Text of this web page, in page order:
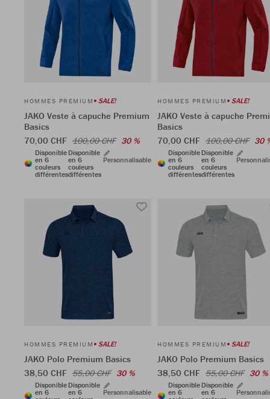
HOMMES PREMIUM SALE!
JAKO Veste à capuche Premium
Basics
70,00 CHF 100,00 CHF 30 %
Disponible
en 6
couleurs
différentes
Disponible
en 6
couleurs
différentes
Personnalisable
HOMMES PREMIUM SALE!
JAKO Veste à capuche
Basics
70,00 CHF 100,00 CHF 30
Disponible
en 6
couleurs
différentes
Disponible
en 6
couleurs
différentes
HOMMES PREMIUM SALE!
JAKO Polo Premium Basics
38,50 CHF 55,00 CHF 30 %
Disponible
en 6
Disponible
en 6
Personnalisable
HOMMES PREMIUM SALE!
JAKO Polo Premium Basics
38,50 CHF 55,00 CHF 30 %
Disponible
en 6
Disponible
en 6